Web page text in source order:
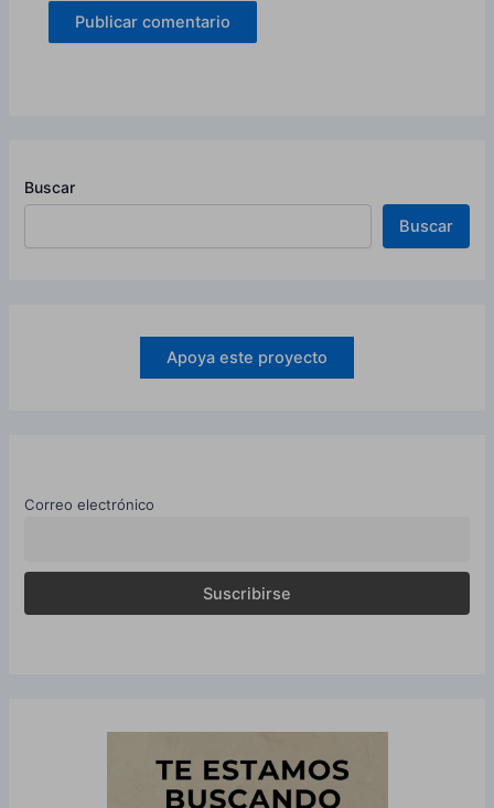
Buscar
Buscar
Apoya este proyecto
Correo electrónico